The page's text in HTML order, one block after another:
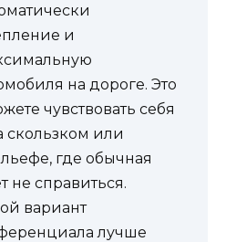
и
на дороге. Это
чувствовать себя
скользком или
где обычная
не справиться.
вариант
лучше